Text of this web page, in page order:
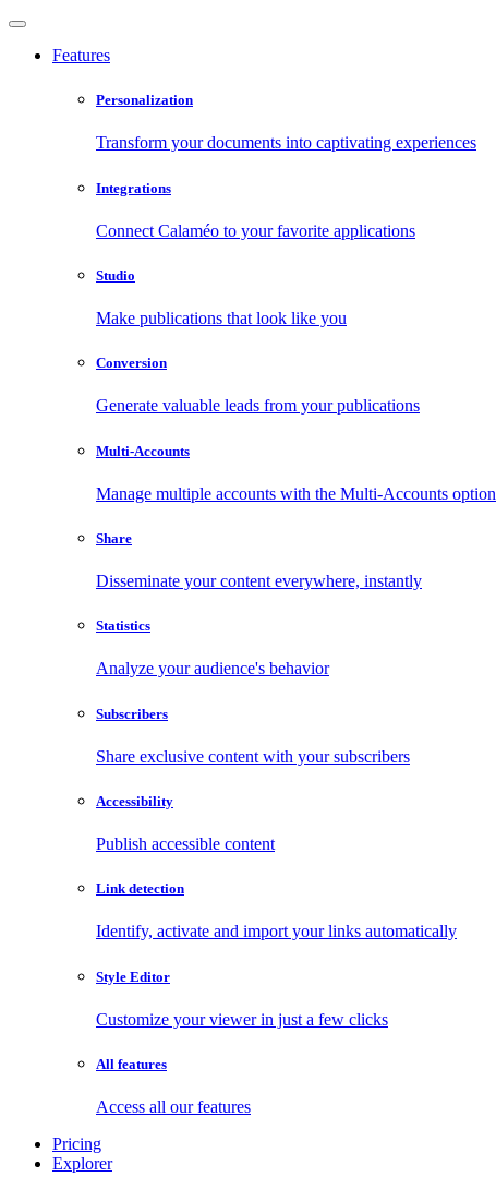
Features
Personalization
Transform your documents into captivating experiences
Integrations
Connect Calaméo to your favorite applications
Studio
Make publications that look like you
Conversion
Generate valuable leads from your publications
Multi-Accounts
Manage multiple accounts with the Multi-Accounts option
Share
Disseminate your content everywhere, instantly
Statistics
Analyze your audience's behavior
Subscribers
Share exclusive content with your subscribers
Accessibility
Publish accessible content
Link detection
Identify, activate and import your links automatically
Style Editor
Customize your viewer in just a few clicks
All features
Access all our features
Pricing
Explorer